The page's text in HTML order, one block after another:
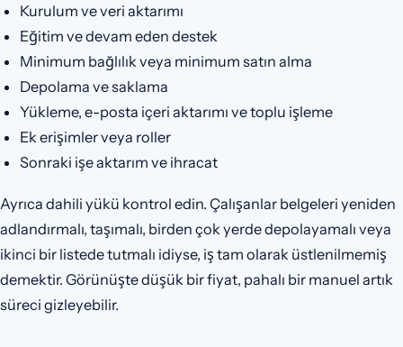
Kurulum ve veri aktarımı
Eğitim ve devam eden destek
Minimum bağlılık veya minimum satın alma
Depolama ve saklama
Yükleme, e-posta içeri aktarımı ve toplu işleme
Ek erişimler veya roller
Sonraki işe aktarım ve ihracat
Ayrıca dahili yükü kontrol edin. Çalışanlar belgeleri yeniden
adlandırmalı, taşımalı, birden çok yerde depolayamalı veya
ikinci bir listede tutmalı idiyse, iş tam olarak üstlenilmemiş
demektir. Görünüşte düşük bir fiyat, pahalı bir manuel artık
süreci gizleyebilir.